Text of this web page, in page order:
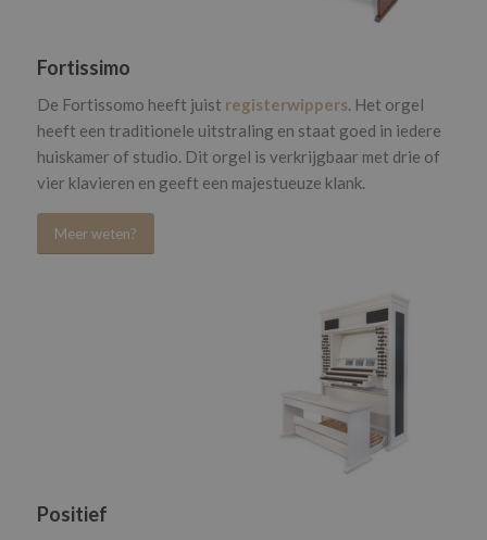
Fortissimo
De Fortissomo heeft juist registerwippers. Het orgel
heeft een traditionele uitstraling en staat goed in iedere
huiskamer of studio. Dit orgel is verkrijgbaar met drie of
vier klavieren en geeft een majestueuze klank.
Meer weten?
Positief